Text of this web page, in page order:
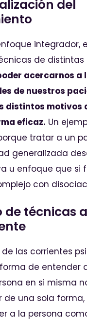
del
integrador,
de distintas
acercarnos a
de nuestros
distintos motivos
eficaz. Un
tratar a un
generalizada
u enfoque que si
con
de técnicas
las corrientes
de entender
en si misma
de una sola forma,
a la persona